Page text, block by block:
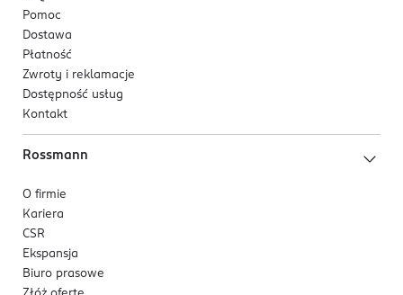
Pomoc
Dostawa
Płatność
Zwroty i reklamacje
Dostępność usług
Kontakt
Rossmann
O firmie
Kariera
CSR
Ekspansja
Biuro prasowe